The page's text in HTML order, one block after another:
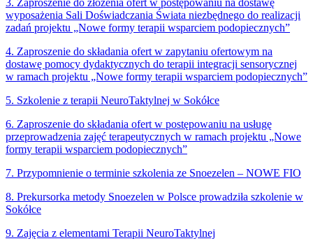
3. Zaproszenie do złożenia ofert w postępowaniu na dostawę
wyposażenia Sali Doświadczania Świata niezbędnego do realizacji
zadań projektu „Nowe formy terapii wsparciem podopiecznych”
4. Zaproszenie do składania ofert w zapytaniu ofertowym na
dostawę pomocy dydaktycznych do terapii integracji sensorycznej
w ramach projektu „Nowe formy terapii wsparciem podopiecznych”
5. Szkolenie z terapii NeuroTaktylnej w Sokółce
6. Zaproszenie do składania ofert w postępowaniu na usługę
przeprowadzenia zajęć terapeutycznych w ramach projektu „Nowe
formy terapii wsparciem podopiecznych”
7. Przypomnienie o terminie szkolenia ze Snoezelen – NOWE FIO
8. Prekursorka metody Snoezelen w Polsce prowadziła szkolenie w
Sokółce
9. Zajęcia z elementami Terapii NeuroTaktylnej